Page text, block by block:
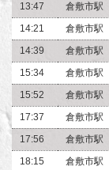
13:47
倉敷市駅
14:21
倉敷市駅
14:39
倉敷市駅
15:34
倉敷市駅
15:52
倉敷市駅
17:37
倉敷市駅
17:56
倉敷市駅
18:15
倉敷市駅